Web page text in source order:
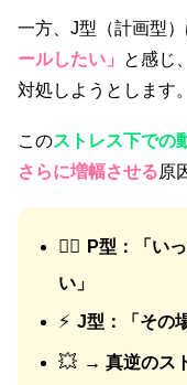
一方、J型（計画型）
ールしたい」
と感じ
対処しようとします。
このストレス下での
さらに増幅させる原
🏃‍♂️
P型：「い
い」
⚡ J型：「その
💥 → 真逆のス